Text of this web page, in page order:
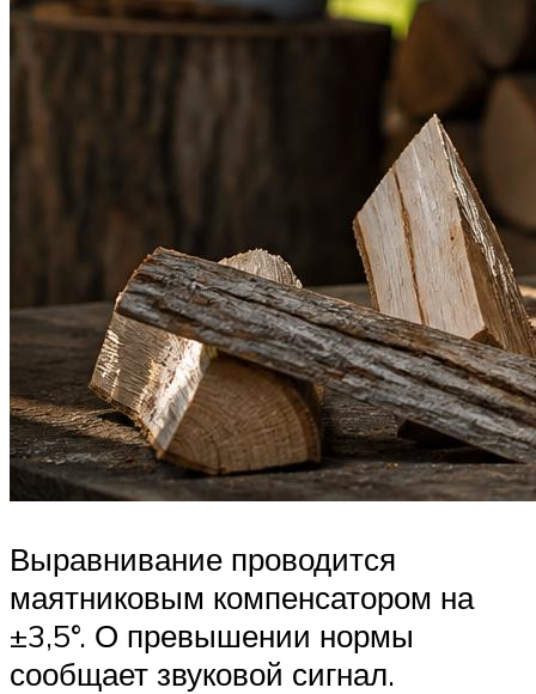
Выравнивание проводится
маятниковым компенсатором на
±3,5°. О превышении нормы
сообщает звуковой сигнал.